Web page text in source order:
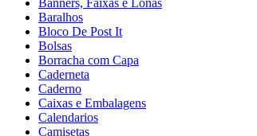
Banners, Faixas e Lonas
Baralhos
Bloco De Post It
Bolsas
Borracha com Capa
Caderneta
Caderno
Caixas e Embalagens
Calendarios
Camisetas